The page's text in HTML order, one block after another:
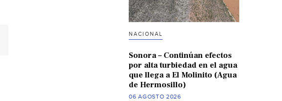
NACIONAL
Sonora – Continúan efectos
por alta turbiedad en el agua
que llega a El Molinito (Agua
de Hermosillo)
06 AGOSTO 2026